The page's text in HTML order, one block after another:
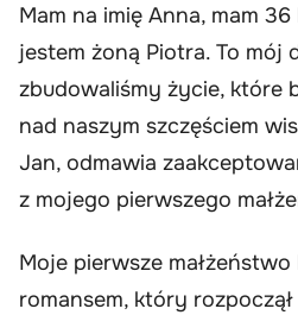
Mam na imię Anna, mam
jestem żoną Piotra. To mój
zbudowaliśmy życie, które
nad naszym szczęściem
Jan, odmawia
z mojego pierwszego
Moje pierwsze
romansem, który